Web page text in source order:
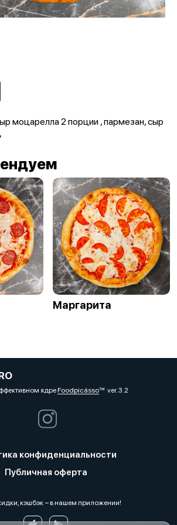
моцарелла 2 порции , пармезан, сыр
Маргарита
ядреFoodpicássover. 3.2
конфиденциальности
Публичная оферта
кэшбэк − в нашем приложении!